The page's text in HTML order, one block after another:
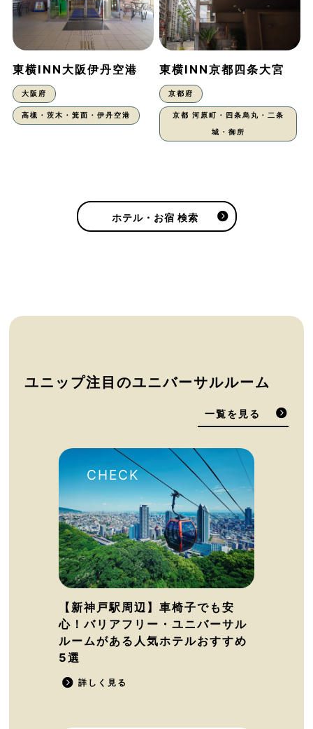
東横INN大阪伊丹空港
大阪府
高槻・茨木・箕面・伊丹空港
東横INN京都四条大宮
京都府
京都 河原町・四条烏丸・二条
城・御所
ホテル・お宿 検索
ユニップ注目のユニバーサルルーム
一覧を見る
【新神戸駅周辺】車椅子でも安
心！バリアフリー・ユニバーサル
ルームがある人気ホテルおすすめ
5選
詳しく見る